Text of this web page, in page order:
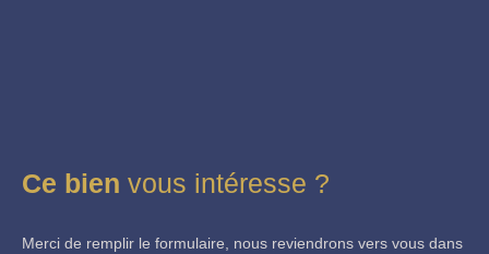
Ce bien vous intéresse ?
Merci de remplir le formulaire, nous reviendrons vers vous dans